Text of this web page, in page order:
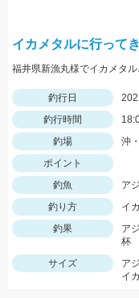
イカメタルに行って
釣行日
釣行時間
釣場
沖
ポイント
釣魚
ア
釣り方
イ
釣果
ア
杯
サイズ
ア
イ